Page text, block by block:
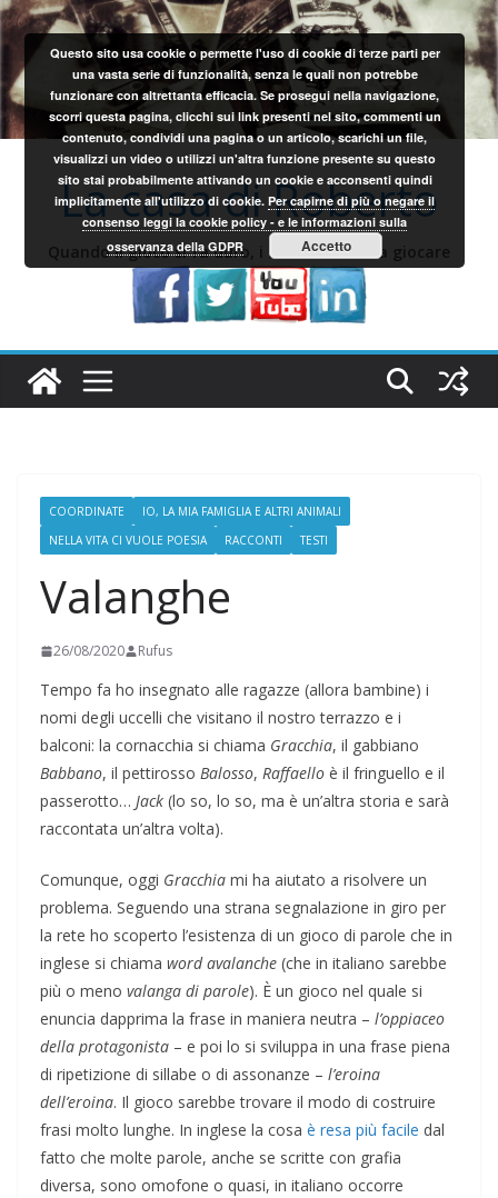
Salta
al
contenuto
La casa di Roberto
Quando il gioco si fa duro, i sardi iniziano a giocare
COORDINATE
IO, LA MIA FAMIGLIA E ALTRI ANIMALI
NELLA VITA CI VUOLE POESIA
RACCONTI TESTI
Valanghe
26/08/2020 Rufus
Tempo fa ho insegnato alle ragazze (allora bambine) i
nomi degli uccelli che visitano il nostro terrazzo e i
balconi: la cornacchia si chiama Gracchia, il gabbiano
Babbano, il pettirosso Balosso, Raffaello è il fringuello e il
passerotto… Jack (lo so, lo so, ma è un’altra storia e sarà
raccontata un’altra volta).
Comunque, oggi Gracchia mi ha aiutato a risolvere un
problema. Seguendo una strana segnalazione in giro per
la rete ho scoperto l’esistenza di un gioco di parole che in
inglese si chiama word avalanche (che in italiano sarebbe
più o meno valanga di parole). È un gioco nel quale si
enuncia dapprima la frase in maniera neutra – l’oppiaceo
della protagonista – e poi lo si sviluppa in una frase piena
di ripetizione di sillabe o di assonanze – l’eroina
dell’eroina. Il gioco sarebbe trovare il modo di costruire
frasi molto lunghe. In inglese la cosa è resa più facile dal
fatto che molte parole, anche se scritte con grafia
diversa, sono omofone o quasi, in italiano occorre
Questo sito usa cookie o permette l'uso di cookie di terze parti per
una vasta serie di funzionalità, senza le quali non potrebbe
funzionare con altrettanta efficacia. Se prosegui nella navigazione,
scorri questa pagina, clicchi sui link presenti nel sito, commenti un
contenuto, condividi una pagina o un articolo, scarichi un file,
visualizzi un video o utilizzi un'altra funzione presente su questo
sito stai probabilmente attivando un cookie e acconsenti quindi
implicitamente all'utilizzo di cookie.Per capirne di più o negare il
consenso leggi la cookie policy - e le informazioni sulla
osservanza della GDPR
Accetto